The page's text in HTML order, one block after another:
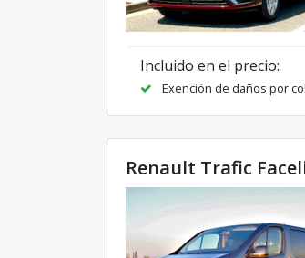
Incluido en el precio:
Exención de daños por
Renault Trafic